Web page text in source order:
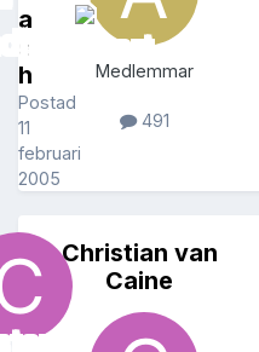
a
s
h
Postad
11
februari
2005
Medlemmar
491
Christian van
Caine